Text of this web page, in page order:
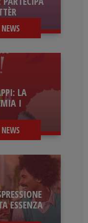
NEWS
LA
I
NEWS
ESSENZA